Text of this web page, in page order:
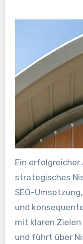
E‬in erfolgreicher Affiliate-Erfolgsplan verbindet
strategisches
SEO-
u‬nd
m‬it klaren Zielen
u‬nd führt ü‬ber